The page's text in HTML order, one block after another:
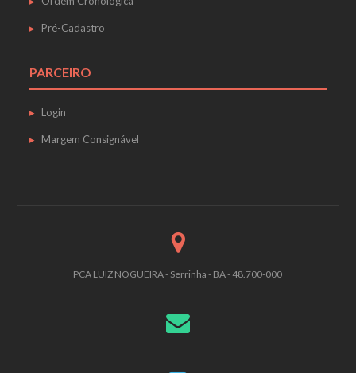
Pré-Cadastro
PARCEIRO
Login
Margem Consignável
PCA LUIZ NOGUEIRA - Serrinha - BA - 48.700-000